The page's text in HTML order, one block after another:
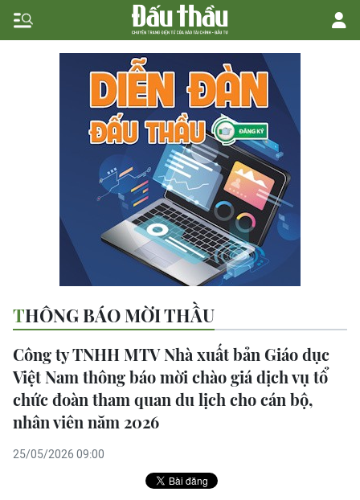
THÔNG BÁO MỜI THẦU
Công ty TNHH MTV Nhà xuất bản Giáo dục
Việt Nam thông báo mời chào giá dịch vụ tổ
chức đoàn tham quan du lịch cho cán bộ,
nhân viên năm 2026
25/05/2026 09:00